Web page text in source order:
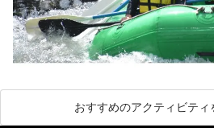
おすすめのアクティビティ